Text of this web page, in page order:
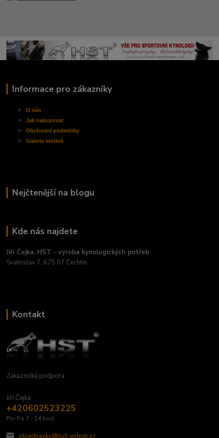
Informace pro zákazníky
O nás
Jak nakupovat
Obchodnípodmínky
Galerie motivů
Nejčtenější na blogu
Kde nás najdete
Jiří Čejka, HST - výroba kynologických potřeb
Svatoslav 7, 675 07 Čechtín
Kontakt
Zákaznická podpora
Jiří Čejka
+420602523225
Po-Pá 7 - 14 hod.
objednavky@hst-eshop.cz